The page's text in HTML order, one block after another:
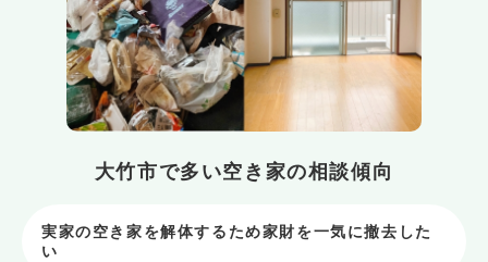
大竹市で多い空き家の相談傾向
実家の空き家を解体するため家財を一気に撤去した
い